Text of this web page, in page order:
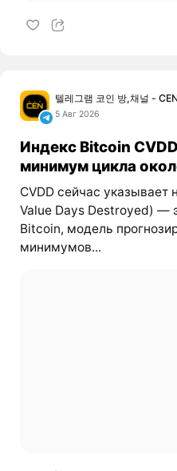
텔레그램 코인 방,채널 -
5 Авг 2026
Индекс Bitcoin
минимум цикла
CVDD сейчас указывает
Value Days Destroyed) —
Bitcoin, модель
минимумов...